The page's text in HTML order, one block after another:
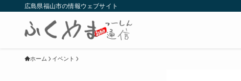
広島県福山市の情報ウェブサイト
ホーム イベント